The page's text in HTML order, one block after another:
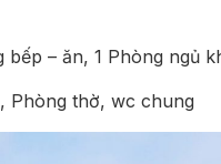
bếp – ăn, 1 Phòng ngủ
Phòng thờ, wc chung